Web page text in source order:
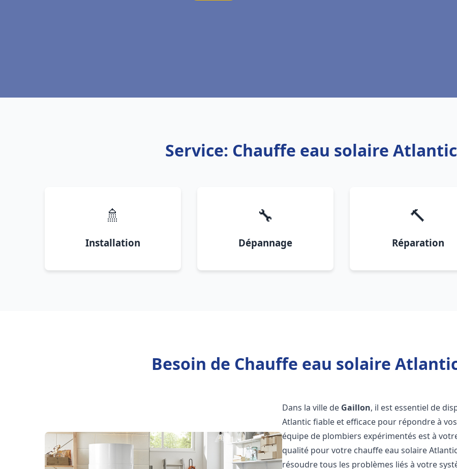
Service: Chauffe eau solaire
🚿
Installation
🔧
Dépannage
🔨
Réparation
Besoin de Chauffe eau solaire
Dans la ville de Gaillon, il est essentiel de
Atlantic fiable et efficace pour répondre à
équipe de plombiers expérimentés est à
qualité pour votre chauffe eau solaire Atlantic
résoudre tous les problèmes liés à votre